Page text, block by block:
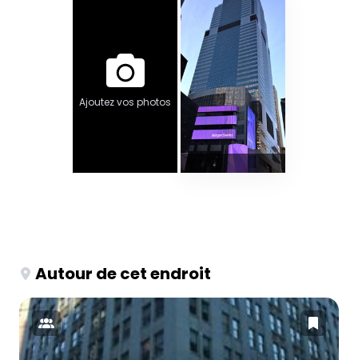
Ajoutez vos photos
Autour de cet endroit